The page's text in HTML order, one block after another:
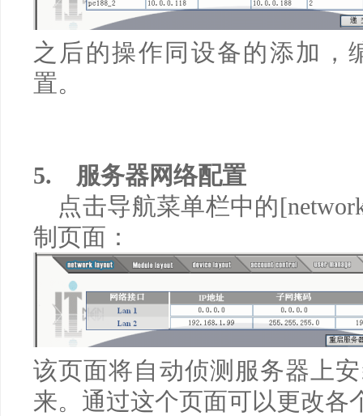
之后的操作同设备的添加，
置。
5. 服务器网络配置
点击导航菜单栏中的
制页面：
该页面将自动侦测服务器上
来。通过这个页面可以更改各